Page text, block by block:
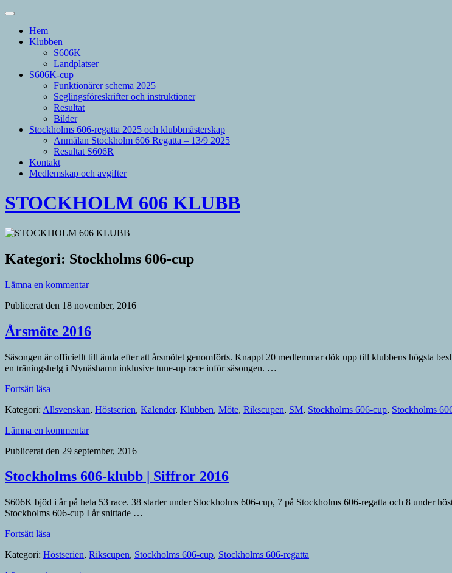
Hem
Klubben
S606K
Landplatser
S606K-cup
Funktionärer schema 2025
Seglingsföreskrifter och instruktioner
Resultat
Bilder
Stockholms 606-regatta 2025 och klubbmästerskap
Anmälan Stockholm 606 Regatta – 13/9 2025
Resultat S606R
Kontakt
Medlemskap och avgifter
STOCKHOLM 606 KLUBB
Kategori: Stockholms 606-cup
Lämna en kommentar
Publicerat den 18 november, 2016
Årsmöte 2016
Säsongen är officiellt till ända efter att årsmötet genomförts. Knappt 20 medlemmar dök upp till klubbens högsta
en träningshelg i Nynäshamn inklusive tune-up race inför säsongen. …
Fortsätt läsa
Kategori: Allsvenskan, Höstserien, Kalender, Klubben, Möte, Rikscupen, SM, Stockholms 606-cup, Stockholms
Lämna en kommentar
Publicerat den 29 september, 2016
Stockholms 606-klubb | Siffror 2016
S606K bjöd i år på hela 53 race. 38 starter under Stockholms 606-cup, 7 på Stockholms 606-regatta och 8 under
Stockholms 606-cup I år snittade …
Fortsätt läsa
klubb
Kategori: Höstserien, Rikscupen, Stockholms 606-cup, Stockholms 606-regatta